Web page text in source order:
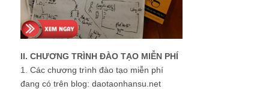
II. CHƯƠNG TRÌNH ĐÀO TẠO MIỄN PHÍ
1. Các chương trình đào tạo miễn phí
đang có trên blog: daotaonhansu.net